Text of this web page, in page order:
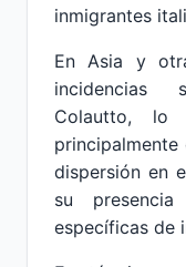
inmigrantes
En Asia y
incidencias
Colautto, lo
principalmente
dispersión en
su
específicas de